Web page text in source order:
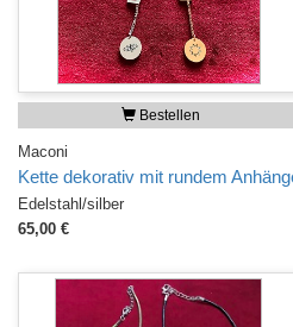
Bestellen
Maconi
Kette dekorativ mit rundem
Edelstahl/silber
65,00 €